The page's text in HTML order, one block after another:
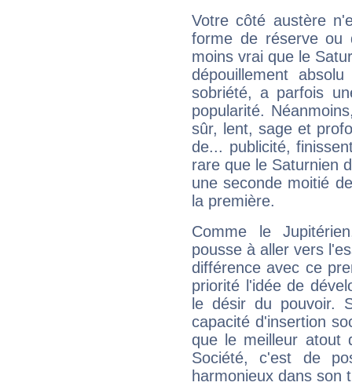
Votre côté austère
forme de réserve
moins vrai que le
dépouillement
sobriété, a parfois
popularité.
sûr, lent, sage et
de... publicité,
rare que le Saturnien
une seconde moitié
la première.
Comme le
pousse à aller vers
différence avec ce
priorité l'idée de
le désir du pouvoir.
capacité d'insertion
que le meilleur atout
Société, c'est de
harmonieux dans son